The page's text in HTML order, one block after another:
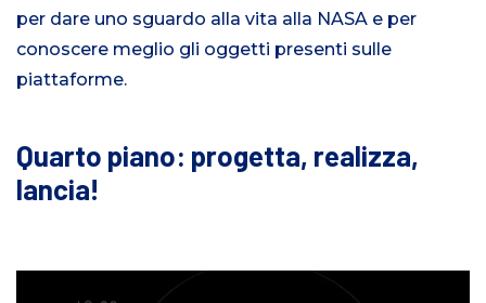
per dare uno sguardo alla vita alla NASA e per
conoscere meglio gli oggetti presenti sulle
piattaforme.
Quarto piano: progetta, realizza,
lancia!